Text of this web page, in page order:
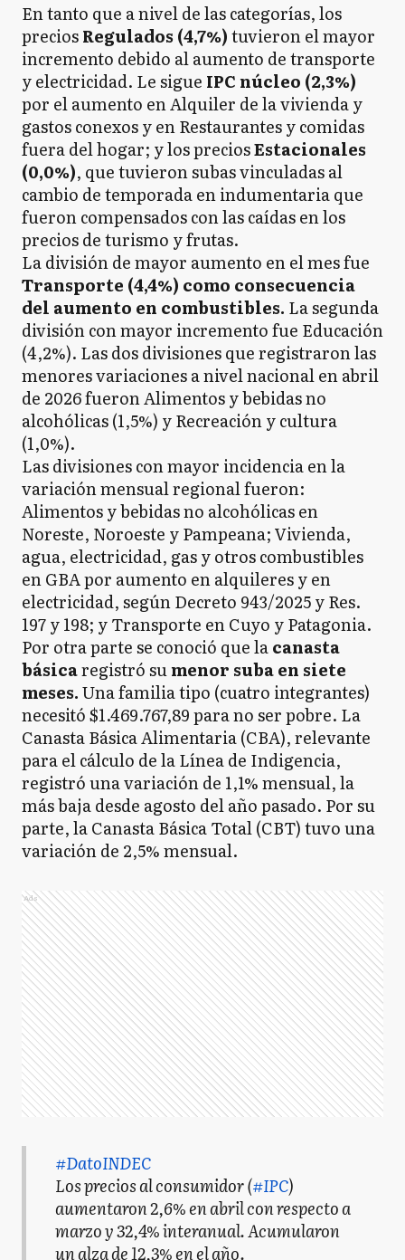
En tanto que a nivel de las categorías, los
preciosRegulados (4,7%)tuvieron el mayor
incremento debido al aumento de transporte
y electricidad. Le sigue IPC núcleo (2,3%)
por el aumento en Alquiler de la vivienda y
gastos conexos y en Restaurantes y comidas
fuera del hogar; y los preciosEstacionales
(0,0%), que tuvieron subas vinculadas al
cambio de temporada en indumentaria que
fueron compensados con las caídas en los
precios de turismo y frutas.
La división de mayor aumento en el mes fue
Transporte (4,4%) como consecuencia
del aumento en combustibles. La segunda
división con mayor incremento fue Educación
(4,2%). Las dos divisiones que registraron las
menores variaciones a nivel nacional en abril
de 2026 fueron Alimentos y bebidas no
alcohólicas (1,5%) y Recreación y cultura
(1,0%).
Las divisiones con mayor incidencia en la
variación mensual regional fueron:
Alimentos y bebidas no alcohólicas en
Noreste, Noroeste y Pampeana; Vivienda,
agua, electricidad, gas y otros combustibles
en GBA por aumento en alquileres y en
electricidad, según Decreto 943/2025 y Res.
197 y 198; y Transporte en Cuyo y Patagonia.
Por otra parte se conoció que lacanasta
básicaregistró sumenor suba en siete
meses.Una familia tipo (cuatro integrantes)
necesitó $1.469.767,89 para no ser pobre. La
Canasta Básica Alimentaria (CBA), relevante
para el cálculo de la Línea de Indigencia,
registró una variación de 1,1% mensual, la
más baja desde agosto del año pasado. Por su
parte, la Canasta Básica Total (CBT) tuvo una
variación de 2,5% mensual.
Ads
#DatoINDEC
Los precios al consumidor (#IPC)
aumentaron 2,6% en abril con respecto a
marzo y 32,4% interanual. Acumularon
un alza de 12,3% en el año.